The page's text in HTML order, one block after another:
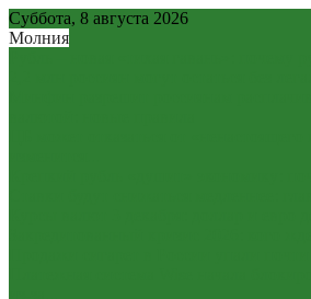
Суббота, 8 августа 2026
Молния